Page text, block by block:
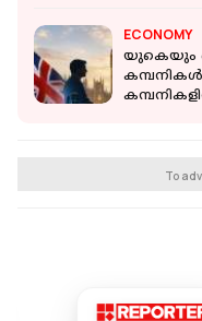
ECONOMY
യുകെയും
To